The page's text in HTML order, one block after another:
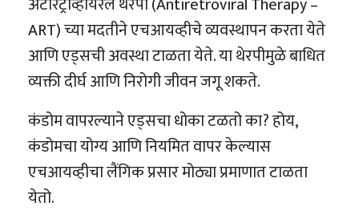
ART) च्या मदतीने एचआयव्हीचे व्यवस्थापन करता येते
आणि एड्सची अवस्था टाळता येते. या थेरपीमुळे बाधित
व्यक्ती दीर्घ आणि निरोगी जीवन जगू शकते.
कंडोम वापरल्याने एड्सचा धोका टळतो का? होय,
कंडोमचा योग्य आणि नियमित वापर केल्यास
एचआयव्हीचा लैंगिक प्रसार मोठ्या प्रमाणात टाळता
येतो.